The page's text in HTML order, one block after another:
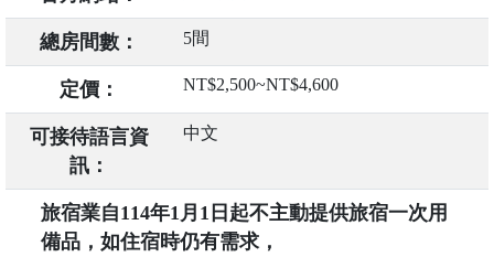
總房間數： 5間
定價： NT$2,500~NT$4,600
可接待語言資
訊：
中文
旅宿業自114年1月1日起不主動提供旅宿一次用
備品，如住宿時仍有需求，